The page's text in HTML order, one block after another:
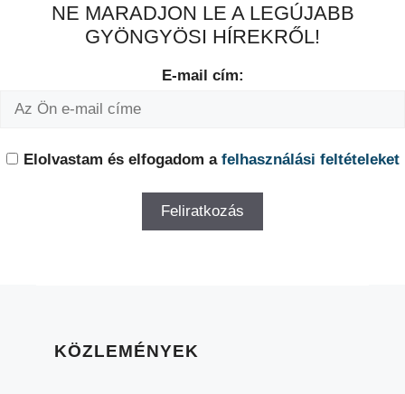
NE MARADJON LE A LEGÚJABB
GYÖNGYÖSI HÍREKRŐL!
E-mail cím:
Elolvastam és elfogadom a felhasználási feltételeket
KÖZLEMÉNYEK